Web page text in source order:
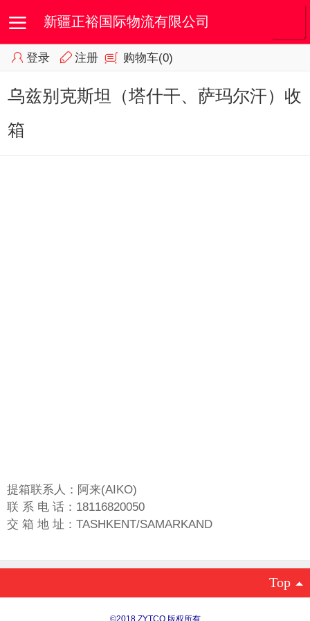
新疆正裕国际物流有限公司
首页 我的订单 会员专区
登录 注册 购物车(0)
乌兹别克斯坦（塔什干、萨玛尔汗）收
箱
提箱联系人：阿来(AIKO)
联 系 电 话：18116820050
交 箱 地 址：TASHKENT/SAMARKAND
Top
©2018 ZYTCO 版权所有